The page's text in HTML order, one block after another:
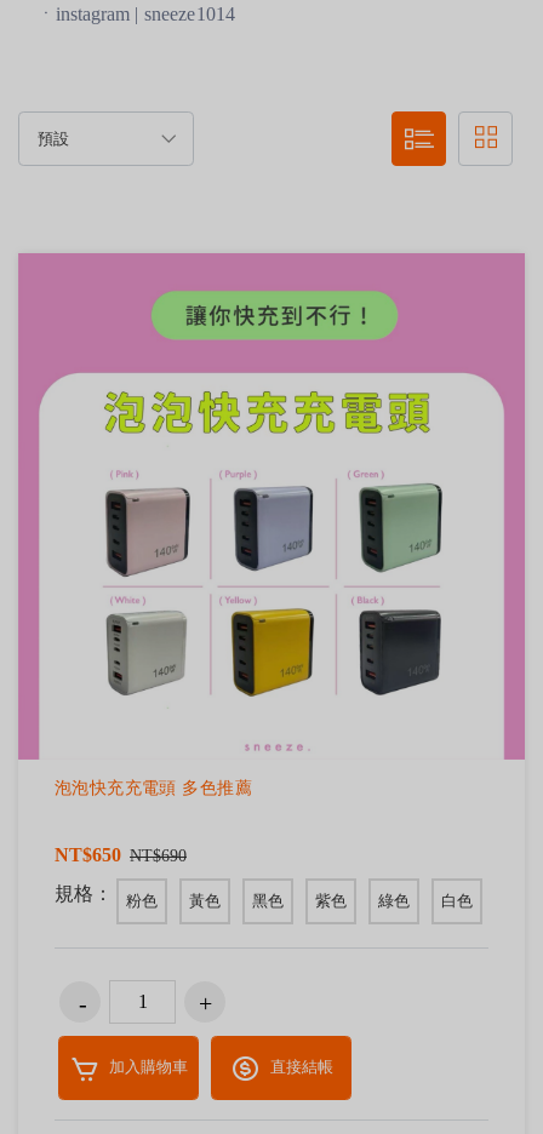
ㆍinstagram | sneeze1014
泡泡快充充電頭 多色推薦
NT$650 NT$690
規格： 粉色 黃色 黑色 紫色 綠色 白色
加入購物車 直接結帳